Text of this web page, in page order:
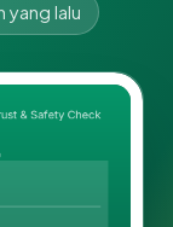
yang lalu